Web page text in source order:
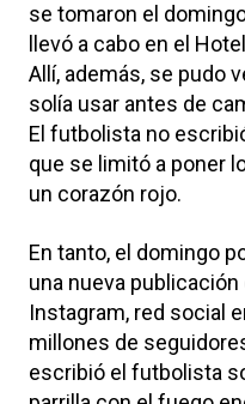
se tomaron el
llevó a cabo en el
Allí, además, se pudo
solía usar antes de
El futbolista no
que se limitó a poner
un corazón rojo.
En tanto, el domingo
una nueva
Instagram, red social
millones de
escribió el futbolista